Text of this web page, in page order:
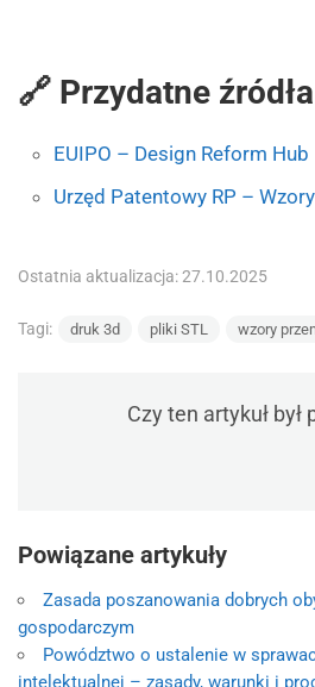
🔗 Przydatne
EUIPO – Design Reform Hub
Urzęd Patentowy RP –
Ostatnia aktualizacja: 27.10.2025
Tagi: druk 3d pliki STL wzory
Czy ten artykuł był
Powiązane artykuły
Zasada poszanowania dobrych
gospodarczym
Powództwo o ustalenie w
intelektualnej – zasady, warunki i